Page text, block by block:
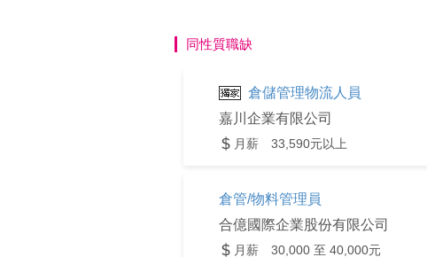
同性質職缺
倉儲管理物流人員
嘉川企業有限公司
月薪 33,590元以上
倉管/物料管理員
合億國際企業股份有限公司
月薪 30,000 至 40,000元